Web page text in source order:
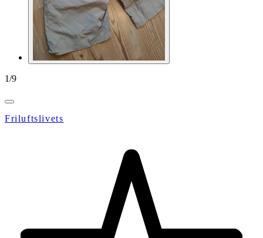
1/9
Friluftslivets